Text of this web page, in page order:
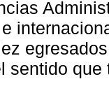
sentido